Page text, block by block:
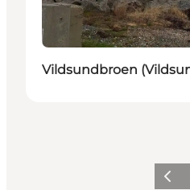
Vildsundbroen
Vorige